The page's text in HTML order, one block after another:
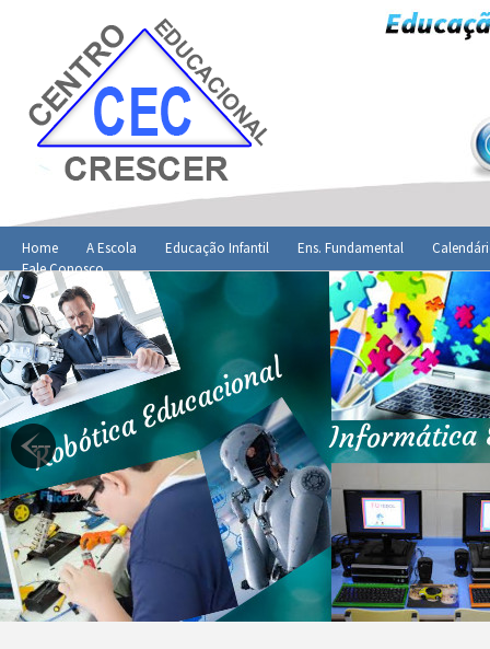
Home A Escola Educação Infantil Ens. Fundamental
Fale Conosco